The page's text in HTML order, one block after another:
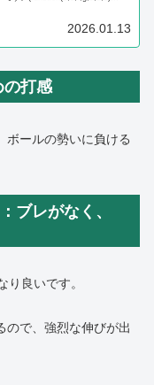
2026.01.13
の打感
ボールの勢いに負ける
ブレがなく、
良いです。
ので、強烈な伸びが出